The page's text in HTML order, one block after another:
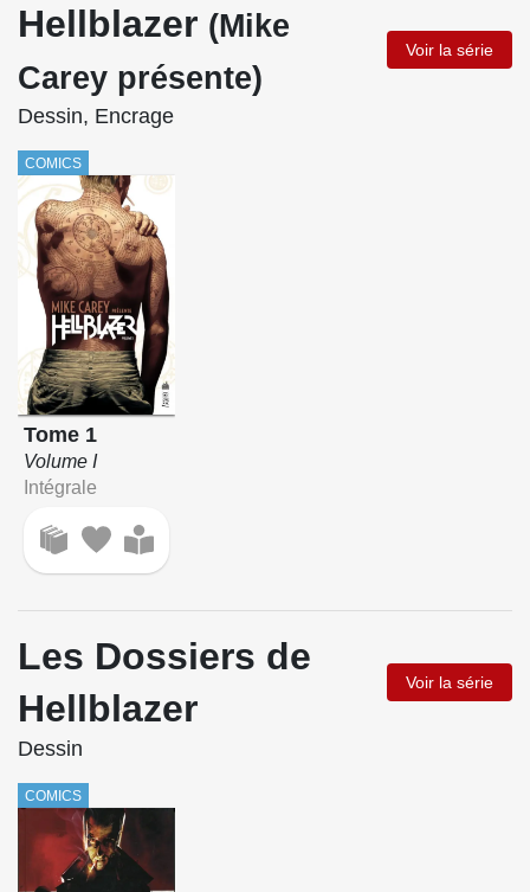
Hellblazer (Mike
Carey présente)
Voir la série
Dessin, Encrage
COMICS
Tome 1
Volume I
Intégrale
Les Dossiers de
Hellblazer
Voir la série
Dessin
COMICS